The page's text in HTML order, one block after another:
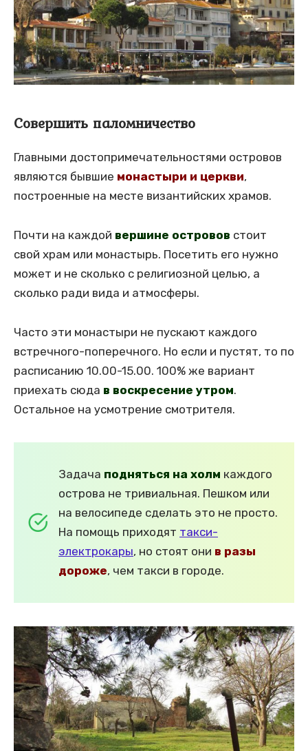
Совершить паломничество
Главными достопримечательностями островов
являются бывшие монастыри и церкви,
построенные на месте византийских храмов.
Почти на каждой вершине островов стоит
свой храм или монастырь. Посетить его нужно
может и не сколько с религиозной целью, а
сколько ради вида и атмосферы.
Часто эти монастыри не пускают каждого
встречного-поперечного. Но если и пустят, то по
расписанию 10.00-15.00. 100% же вариант
приехать сюда в воскресение утром.
Остальное на усмотрение смотрителя.
Задача подняться на холм каждого
острова не тривиальная. Пешком или
на велосипеде сделать это не просто.
На помощь приходят такси-
электрокары, но стоят они в разы
дороже, чем такси в городе.